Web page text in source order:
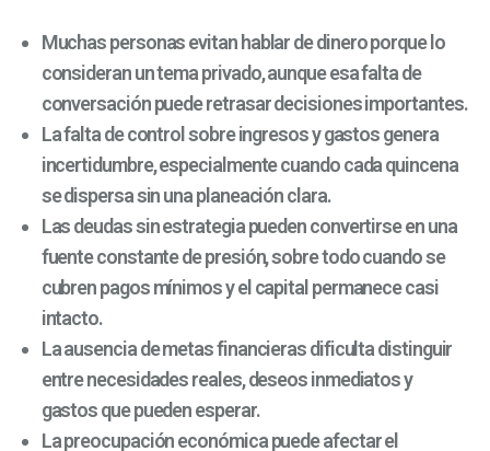
Muchas personas evitan hablar de dinero porque lo
consideran un tema privado, aunque esa falta de
conversación puede retrasar decisiones importantes.
La falta de control sobre ingresos y gastos genera
incertidumbre, especialmente cuando cada quincena
se dispersa sin una planeación clara.
Las deudas sin estrategia pueden convertirse en una
fuente constante de presión, sobre todo cuando se
cubren pagos mínimos y el capital permanece casi
intacto.
La ausencia de metas financieras dificulta distinguir
entre necesidades reales, deseos inmediatos y
gastos que pueden esperar.
La preocupación económica puede afectar el